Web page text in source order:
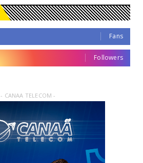
Fans
Followers
- CANAA TELECOM -